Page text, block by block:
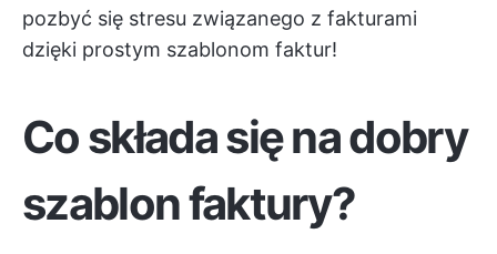
pozbyć się stresu związanego z fakturami
dzięki prostym szablonom faktur!
Co składa się na dobry
szablon faktury?